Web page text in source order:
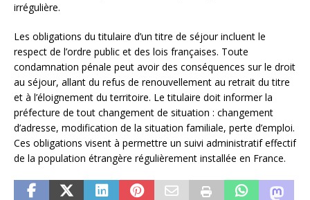
irrégulière.
Les obligations du titulaire d’un titre de séjour incluent le
respect de l’ordre public et des lois françaises. Toute
condamnation pénale peut avoir des conséquences sur le droit
au séjour, allant du refus de renouvellement au retrait du titre
et à l’éloignement du territoire. Le titulaire doit informer la
préfecture de tout changement de situation : changement
d’adresse, modification de la situation familiale, perte d’emploi.
Ces obligations visent à permettre un suivi administratif effectif
de la population étrangère régulièrement installée en France.